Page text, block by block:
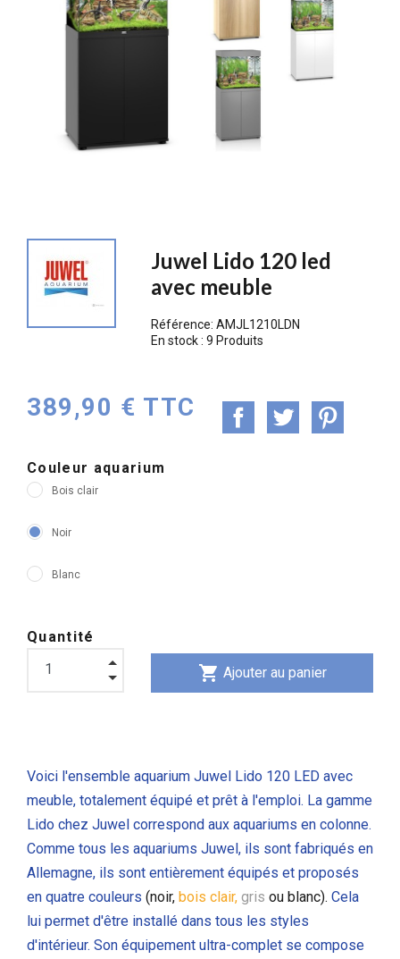
Juwel Lido 120 led
avec meuble
Référence:AMJL1210LDN
En stock :9 Produits
389,90 € TTC
Couleur aquarium
Bois clair
Noir
Blanc
Quantité
shopping_cart Ajouter au panier
Voici l'ensemble aquarium Juwel Lido 120 LED avec
meuble, totalement équipé et prêt à l'emploi. La gamme
Lido chez Juwel correspond aux aquariums en colonne.
Comme tous les aquariums Juwel, ils sont fabriqués en
Allemagne, ils sont entièrement équipés et proposés
en quatre couleurs (noir, bois clair, gris ou blanc). Cela
lui permet d'être installé dans tous les styles
d'intérieur. Son équipement ultra-complet se compose